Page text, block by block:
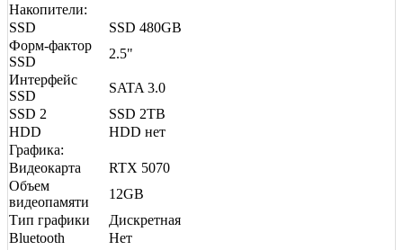
Накопители:
SSD
SSD 480GB
Форм-фактор
SSD
2.5"
Интерфейс
SSD
SATA 3.0
SSD 2
SSD 2TB
HDD
HDD нет
Графика:
Видеокарта
RTX 5070
Объем
видеопамяти
12GB
Тип графики
Дискретная
Bluetooth
Нет